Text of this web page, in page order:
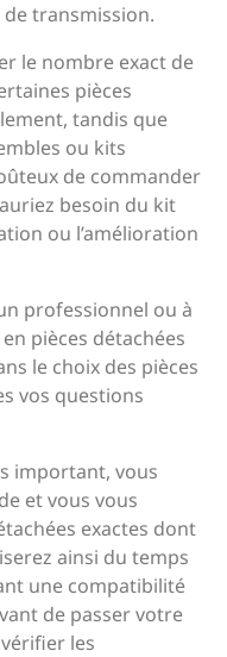
transmission.
le nombre exact de
pièces
tandis que
ou kits
de commander
besoin du kit
ou l’amélioration
professionnel ou à
pièces détachées
le choix des pièces
vos questions
important, vous
et vous vous
exactes dont
ainsi du temps
une compatibilité
de passer votre
les